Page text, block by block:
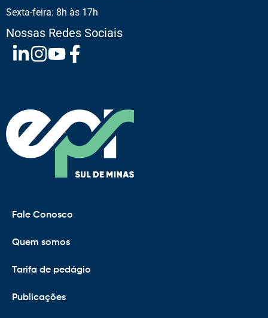
Sexta-feira: 8h às 17h
Nossas Redes Sociais
Fale Conosco
Quem somos
Tarifa de pedágio
Publicações